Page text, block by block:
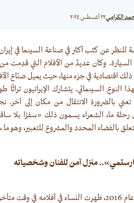
الكرامي٢٢ أغسطس ٢٠٢٤
للنظر عن كثب أكثر في صناعة السينما في
وكان عديدٌ من الأفلام التي قدِمت
اقتصادية في جزء منها، حيث يميل صنّاع
النوع السينمائي. يتشارك الإيرانيون تراثًا
تعني بالضرورة الانتقال من مكان إلى
ما، الشعراء يسمون ذلك «سفرًا بلا
بالفضاء المحدد والمشروع للتعبير، وهو ما
منزل آمن للفنان وشخصياته
في مسيرة «كيارستمي» التي تمتد من عام 1970 حتى عام 2016، ظهرت